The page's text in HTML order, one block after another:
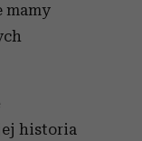
mamy
historia